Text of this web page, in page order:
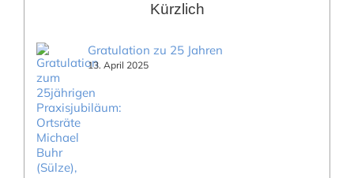
Kürzlich
Gratulation zu 25 Jahren
13. April 2025